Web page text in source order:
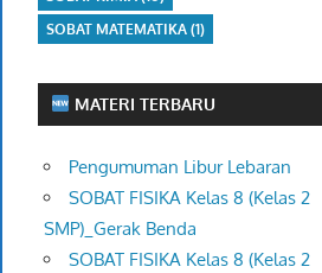
SOBAT MATEMATIKA (1)
MATERI TERBARU
Pengumuman Libur Lebaran
SOBAT FISIKA Kelas 8 (Kelas 2
SMP)_Gerak Benda
SOBAT FISIKA Kelas 8 (Kelas 2